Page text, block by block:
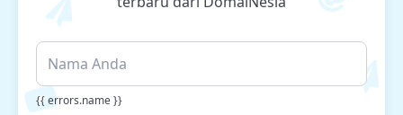
{{ errors.name }}